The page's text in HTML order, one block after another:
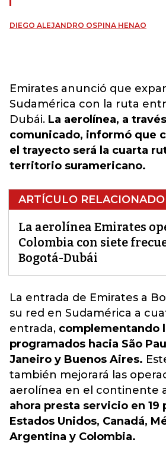
DIEGO ALEJANDRO OSPINA HENAO
Emirates anunció que
Sudamérica con la ruta
Dubái. La aerolínea, a
comunicado, informó que
el trayecto será la cuarta
territorio suramericano.
ARTÍCULO RELACIONADO
La aerolínea Emirates
Colombia con siete
Bogotá-Dubái
La entrada de Emirates a
su red en Sudamérica a
entrada, complementando
programados hacia São
Janeiro y Buenos Aires.
también mejorará las
aerolínea en el continente
ahora presta servicio en 19
Estados Unidos, Canadá,
Argentina y Colombia.